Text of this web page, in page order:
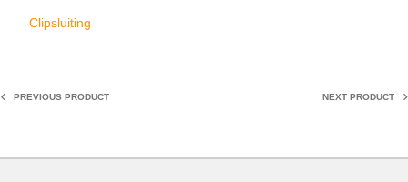
Clipsluiting
PREVIOUS PRODUCT NEXT PRODUCT